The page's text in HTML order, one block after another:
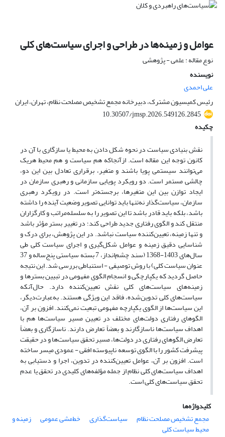
عوامل و زمینه‌ها در طراحی و اجرای سیاست‌های کلی
نوع مقاله : علمی - پژوهشی
نویسنده
علی احمدی
رئیس کمیسیون مشترک، دبیرخانه مجمع تشخیص مصلحت نظام، تهران، ایران
10.30507/jmsp.2026.549126.2845
چکیده
نقش بنیادی سیاست در نحوه شکل دادن به محیط یا سازگاری با آن در
کانون توجه این مقاله است. ازآنجاکه هم سیاست و هم محیط هریک
می‌توانند سیستمی پویا باشند و متغیر، برقراری تعادل بین این دو،
چالشی مستمر است. دو رویکرد پویایی سازمانی و رهبری سازمان در
ایجاد توازن بین این متغیرها، برجسته‌تر است. در رویکرد رهبری
سازمان، سیاست‌گذار نه‌تنها باید توانایی تصویر وضعیت آینده را داشته
باشد، بلکه باید قادر باشد تا این تصویر را به سلسله‌مراتب و کارگزاران
منتقل کند و الگوی رفتاری جدید طراحی کند؛ در تغییر بستر مؤثر باشد
و تنها زمینه، تعیین‌کننده سیاست نباشد. در این پژوهش، برای درک و
شناسایی دقیق زمینه و عوامل شکل‌گیری و اجرای سیاست کلی طی
سال‌های 1403-1368 (سند چشم‌انداز، 7 بسته سیاستی پنج‌ساله و 37
عنوان سیاست کلی) با روش توصیفی - استنباطی بررسی شد. این نتیجه
حاصل گردید که یکپارچگی و انسجام الگوی مفهومی در تبیین بسترها و
زمینه‌های سیاست‌های کلی نقش تعیین‌کننده دارد. حال‌آنکه
سیاست‌های کلی تدوین‌شده، فاقد این ویژگی هستند. به‌عبارت‌دیگر،
این سیاست‌ها از الگوی یکپارچه مفهومی تبعیت نمی‌کنند. افزون بر آن،
الگوهای رفتاری دولت‌های مختلف در تعیین مسیر سیاست‌ها هم با
اهداف سیاست‌ها ناسازگارند و بعضاً تعارض دارند. ناسازگاری و بعضاً
تعارض الگوهای رفتاری در دولت‌ها، مسیر تحقق سیاست‌ها و در حقیقت
پیشرفت کشور را با الگوی توسعه ناپیوسته افقی - عمودی میسر ساخته
است. افزون بر آن، عوامل تعیین‌کننده در تدوین، اجرا و دستیابی به
اهداف سیاست‌های کلی نظام از جمله مؤلفه‌های کلیدی در تحقق یا عدم
تحقق سیاست‌های کلی است.
کلیدواژه‌ها
مجمع تشخیص مصلحت نظام
سیاست‌گذاری خط‌مشی عمومی زمینه و
محیط سیاست کلی